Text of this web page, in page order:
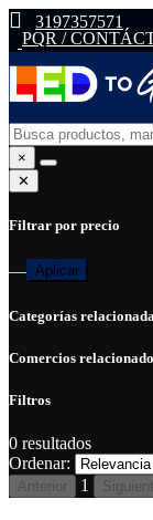
3197357571
PQR /
×
✕
Filtrar por precio
— Aplicar
Categorías
Comercios
Filtros
0 resultados
Ordenar:
Anterior 1